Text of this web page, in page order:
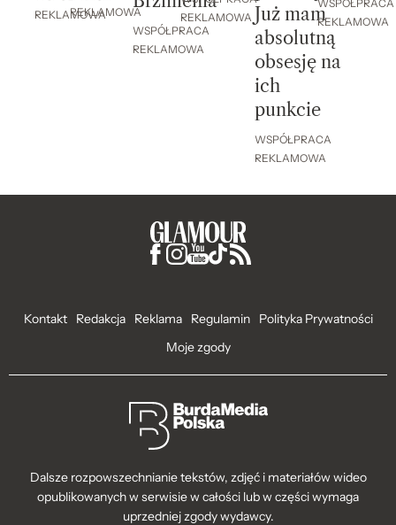
REKLAMOWAREKLAMOWA
WSPÓŁPRACA
REKLAMOWA
REKLAMOWA Już mam
absolutną
obsesję na
ich
punkcie
WSPÓŁPRACA
REKLAMOWA
WSPÓŁPRACA
REKLAMOWA
Kontakt Redakcja Reklama Regulamin
Polityka Prywatności
Moje zgody
Dalsze rozpowszechnianie tekstów, zdjęć i materiałów wideo
opublikowanych w serwisie w całości lub w części wymaga
uprzedniej zgody wydawcy.